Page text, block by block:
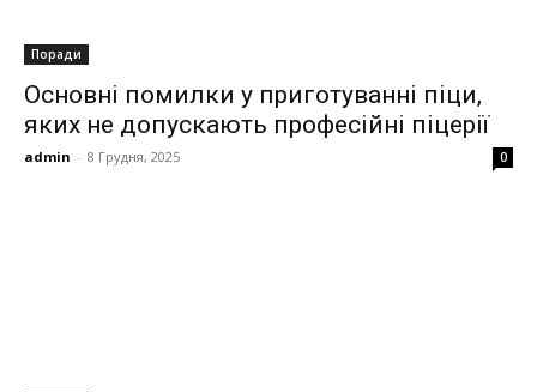
Поради
Основні помилки у приготуванні піци,
яких не допускають професійні піцерії
admin - 8 Грудня, 2025 0